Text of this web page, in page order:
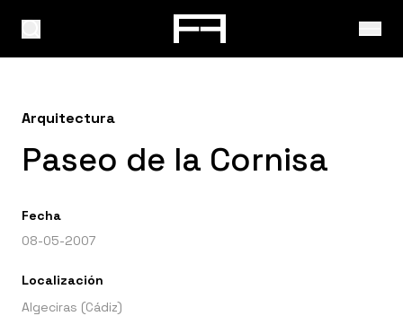
Arquitectura
Paseo de la Cornisa
Fecha
08-05-2007
Localización
Algeciras (Cádiz)